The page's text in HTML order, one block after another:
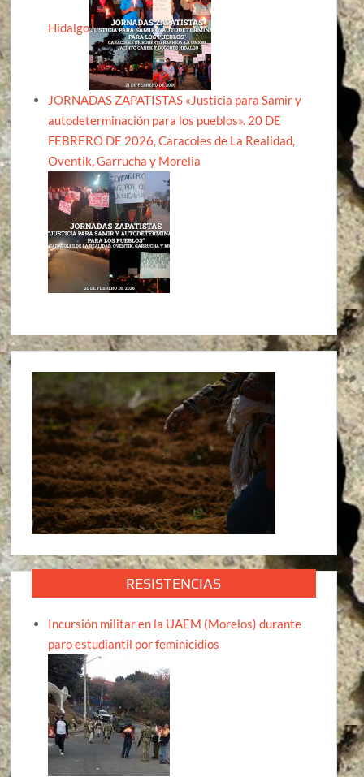
Hidalgo
JORNADAS ZAPATISTAS «Justicia para Samir y
autodeterminación para los pueblos». 20 DE
FEBRERO DE 2026, Caracoles de La Realidad,
Oventik, Garrucha y Morelia
RESISTENCIAS
Incursión militar en la UAEM (Morelos) durante
paro estudiantil por feminicidios